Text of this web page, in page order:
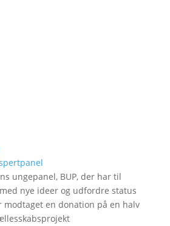
ungepanel, BUP, der har til
nye ideer og udfordre status
modtaget en donation på en halv